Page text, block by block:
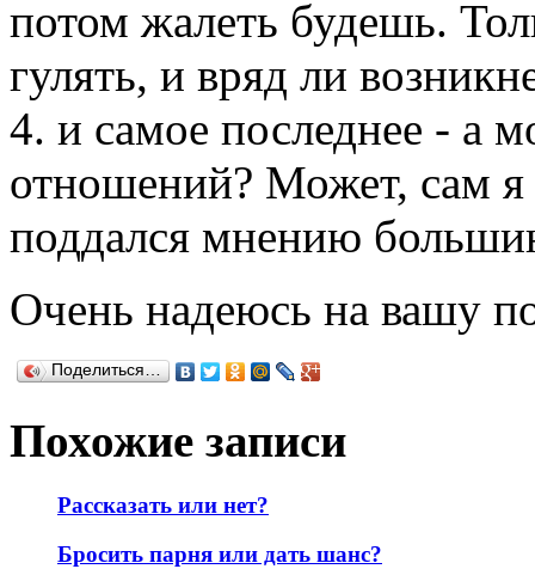
потом жалеть будешь.
гулять, и вряд ли
4. и самое последнее - а
отношений? Может, сам я
поддался мнению
Очень надеюсь на вашу
Поделиться…
Похожие записи
Рассказать или нет?
Бросить парня или дать шанс?